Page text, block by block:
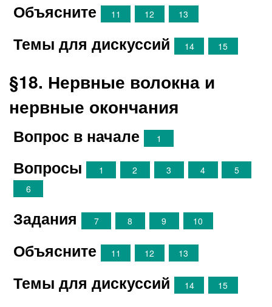
Объясните 11 12 13
Темы для дискуссий 14 15
§18. Нервные волокна и
нервные окончания
Вопрос в начале 1
Вопросы 1 2 3 4
5
6
Задания 7 8 9 10
Объясните 11 12 13
Темы для дискуссий 14 15